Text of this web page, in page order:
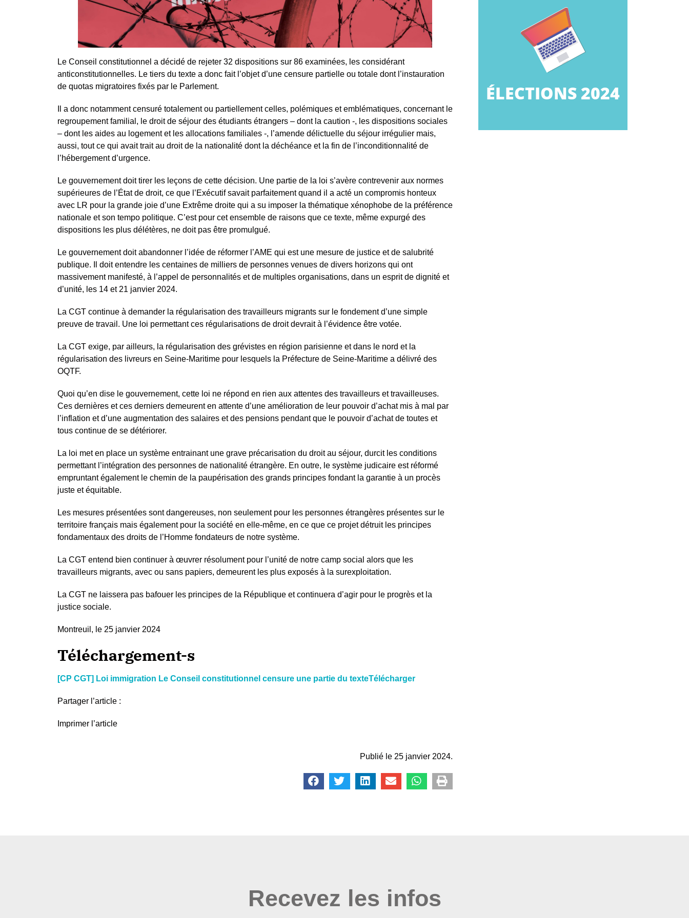
Le Conseil constitutionnel a décidé de rejeter 32 dispositions sur 86 examinées, les considérant
anticonstitutionnelles. Le tiers du texte a donc fait l’objet d’une censure partielle ou totale dont l’instauration
de quotas migratoires fixés par le Parlement.
Il a donc notamment censuré totalement ou partiellement celles, polémiques et emblématiques, concernant le
regroupement familial, le droit de séjour des étudiants étrangers – dont la caution -, les dispositions sociales
– dont les aides au logement et les allocations familiales -, l’amende délictuelle du séjour irrégulier mais,
aussi, tout ce qui avait trait au droit de la nationalité dont la déchéance et la fin de l’inconditionnalité de
l’hébergement d’urgence.
Le gouvernement doit tirer les leçons de cette décision. Une partie de la loi s’avère contrevenir aux normes
supérieures de l’État de droit, ce que l’Exécutif savait parfaitement quand il a acté un compromis honteux
avec LR pour la grande joie d’une Extrême droite qui a su imposer la thématique xénophobe de la préférence
nationale et son tempo politique. C’est pour cet ensemble de raisons que ce texte, même expurgé des
dispositions les plus délétères, ne doit pas être promulgué.
Le gouvernement doit abandonner l’idée de réformer l’AME qui est une mesure de justice et de salubrité
publique. Il doit entendre les centaines de milliers de personnes venues de divers horizons qui ont
massivement manifesté, à l’appel de personnalités et de multiples organisations, dans un esprit de dignité et
d’unité, les 14 et 21 janvier 2024.
La CGT continue à demander la régularisation des travailleurs migrants sur le fondement d’une simple
preuve de travail. Une loi permettant ces régularisations de droit devrait à l’évidence être votée.
La CGT exige, par ailleurs, la régularisation des grévistes en région parisienne et dans le nord et la
régularisation des livreurs en Seine-Maritime pour lesquels la Préfecture de Seine-Maritime a délivré des
OQTF.
Quoi qu’en dise le gouvernement, cette loi ne répond en rien aux attentes des travailleurs et travailleuses.
Ces dernières et ces derniers demeurent en attente d’une amélioration de leur pouvoir d’achat mis à mal par
l’inflation et d’une augmentation des salaires et des pensions pendant que le pouvoir d’achat de toutes et
tous continue de se détériorer.
La loi met en place un système entrainant une grave précarisation du droit au séjour, durcit les conditions
permettant l’intégration des personnes de nationalité étrangère. En outre, le système judicaire est réformé
empruntant également le chemin de la paupérisation des grands principes fondant la garantie à un procès
juste et équitable.
Les mesures présentées sont dangereuses, non seulement pour les personnes étrangères présentes sur le
territoire français mais également pour la société en elle-même, en ce que ce projet détruit les principes
fondamentaux des droits de l’Homme fondateurs de notre système.
La CGT entend bien continuer à œuvrer résolument pour l’unité de notre camp social alors que les
travailleurs migrants, avec ou sans papiers, demeurent les plus exposés à la surexploitation.
La CGT ne laissera pas bafouer les principes de la République et continuera d’agir pour le progrès et la
justice sociale.
Montreuil, le 25 janvier 2024
Téléchargement-s
[CP CGT] Loi immigration Le Conseil constitutionnel censure une partie du texteTélécharger
Partager l’article :
Imprimer l’article
Publié le 25 janvier 2024.
ÉLECTIONS 2024
2024
Retrouvez dans cette rubrique
tous les éléments de la
campagne des élections
professionnelles dans les TPE.
CLIQUEZ ICI
Recevez les infos